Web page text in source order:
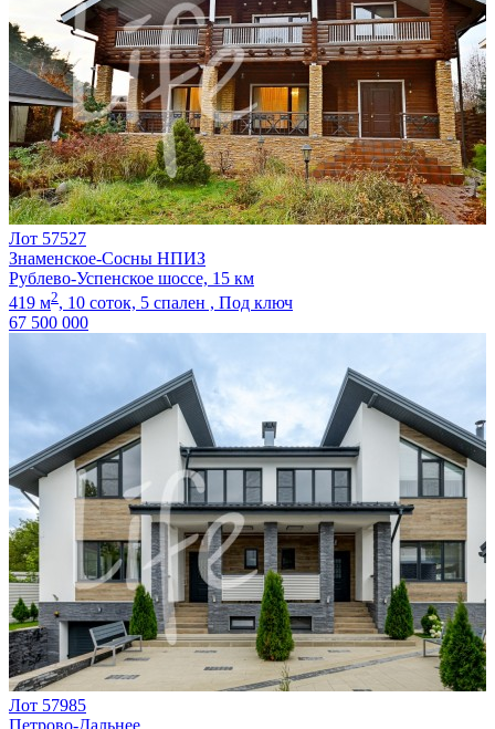
Лот 57527
Знаменское-Сосны НПИЗ
Рублево-Успенское шоссе, 15 км
419 м2, 10 соток, 5 спален , Под ключ
67 500 000
Лот 57985
Петрово-Дальнее